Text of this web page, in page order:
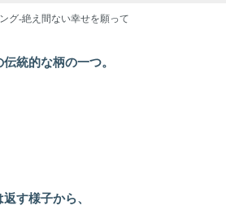
グ-絶え間ない幸せを願って
統的な柄の一つ。
す様子から、